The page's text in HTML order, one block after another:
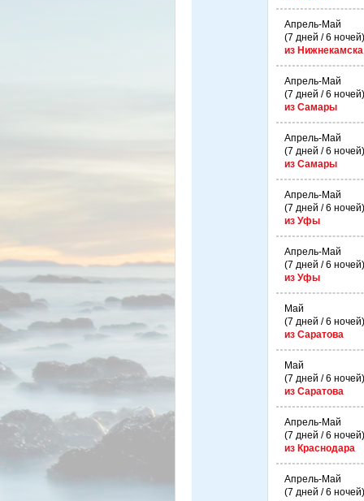
Апрель-Май
(7 дней / 6
из Нижнекамска
Апрель-Май
(7 дней / 6
из Самары
Апрель-Май
(7 дней / 6
из Самары
Апрель-Май
(7 дней / 6
из Уфы
Апрель-Май
(7 дней / 6
из Уфы
Май
(7 дней / 6
из Саратова
Май
(7 дней / 6
из Саратова
Апрель-Май
(7 дней / 6
из Краснодара
Апрель-Май
(7 дней / 6